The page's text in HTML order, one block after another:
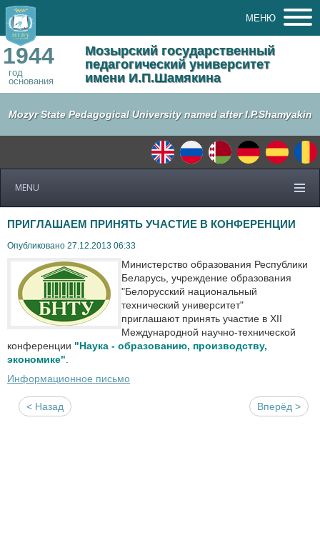
МЕНЮ
1944
год
основания
Мозырский государственный
педагогический университет
имени И.П.Шамякина
Mozyr State Pedagogical University named after I.P.Shamyakin
MENU
ПРИГЛАШАЕМ ПРИНЯТЬ УЧАСТИЕ В КОНФЕРЕНЦИИ
Опубликовано 27.12.2013 06:33
Министерство образования Республики
Беларусь, учреждение образования
"Белорусский национальный
технический университет"
приглашают принять участие в XII
Международной научно-технической
конференции "Наука - образованию, производству,
экономике"
Информационное письмо
< Назад Вперёд >